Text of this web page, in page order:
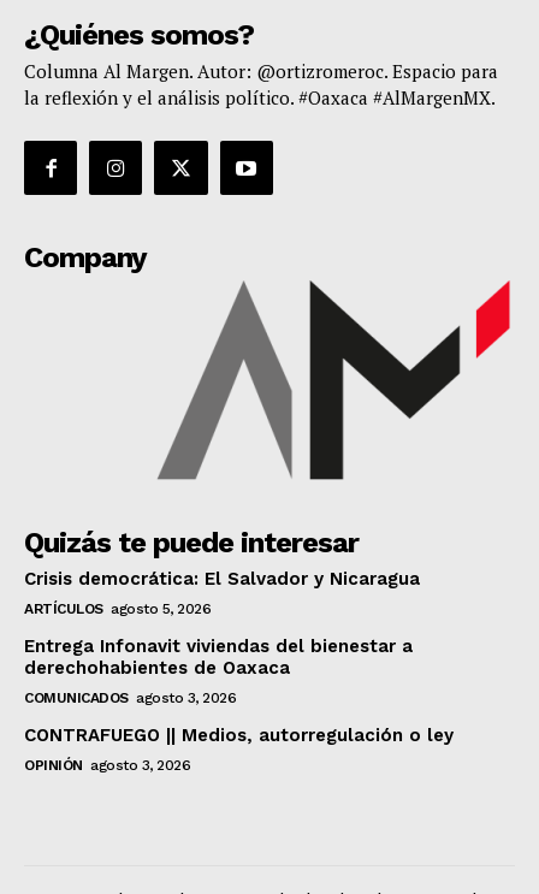
¿Quiénes somos?
Columna Al Margen. Autor: @ortizromeroc. Espacio para
la reflexión y el análisis político. #Oaxaca #AlMargenMX.
Company
Quizás te puede interesar
Crisis democrática: El Salvador y Nicaragua
ARTÍCULOS agosto 5, 2026
Entrega Infonavit viviendas del bienestar a
derechohabientes de Oaxaca
COMUNICADOS agosto 3, 2026
CONTRAFUEGO || Medios, autorregulación o ley
OPINIÓN agosto 3, 2026